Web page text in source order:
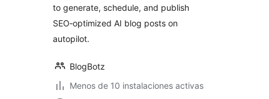
to generate, schedule, and publish
SEO‑optimized AI blog posts on
autopilot.
BlogBotz
Menos de 10 instalaciones activas